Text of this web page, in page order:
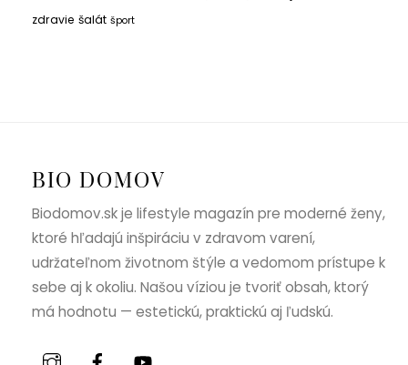
zdravie šalát šport
BIO DOMOV
Biodomov.sk je lifestyle magazín pre moderné ženy,
ktoré hľadajú inšpiráciu v zdravom varení,
udržateľnom životnom štýle a vedomom prístupe k
sebe aj k okoliu. Našou víziou je tvoriť obsah, ktorý
má hodnotu — estetickú, praktickú aj ľudskú.